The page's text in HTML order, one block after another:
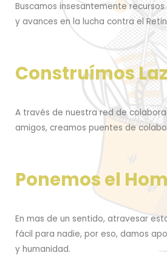
Buscamos insesantemente
y avances en la lucha contra el
Construímos
A través de nuestra red de
amigos, creamos puentes de
Ponemos el
En mas de un sentido, atravesar
fácil para nadie, por eso, damos
y humanidad.